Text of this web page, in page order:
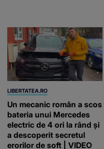
LIBERTATEA.RO
Un mecanic român a scos
bateria unui Mercedes
electric de 4 ori la rând și
a descoperit secretul
erorilor de soft | VIDEO